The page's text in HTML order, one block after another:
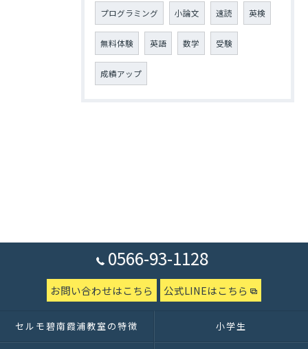
プログラミング 小論文 速読 英検
無料体験 英語 数学 受験
成績アップ
0566-93-1128
お問い合わせはこちら 公式LINEはこちら
セルモ碧南霞浦教室の特徴 小学生